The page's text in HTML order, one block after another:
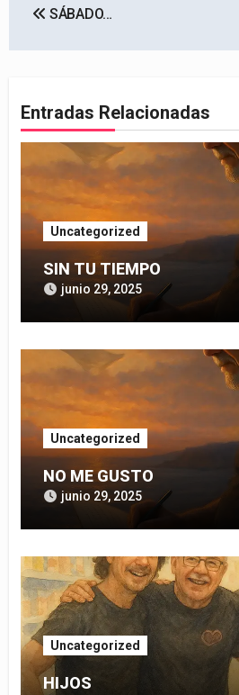
de SÁBADO…
Entradas Relacionadas
Uncategorized
SIN TU TIEMPO
junio 29, 2025
Uncategorized
NO ME GUSTO
junio 29, 2025
Uncategorized
HIJOS